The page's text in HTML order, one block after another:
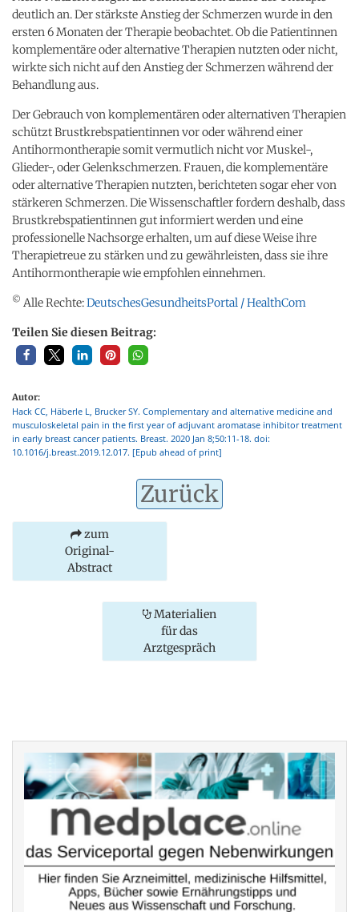
deutlich an. Der stärkste Anstieg der Schmerzen wurde in den
ersten 6 Monaten der Therapie beobachtet. Ob die Patientinnen
komplementäre oder alternative Therapien nutzten oder nicht,
wirkte sich nicht auf den Anstieg der Schmerzen während der
Behandlung aus.
Der Gebrauch von komplementären oder alternativen Therapien
schützt Brustkrebspatientinnen vor oder während einer
Antihormontherapie somit vermutlich nicht vor Muskel-,
Glieder-, oder Gelenkschmerzen. Frauen, die komplementäre
oder alternative Therapien nutzten, berichteten sogar eher von
stärkeren Schmerzen. Die Wissenschaftler fordern deshalb, dass
Brustkrebspatientinnen gut informiert werden und eine
professionelle Nachsorge erhalten, um auf diese Weise ihre
Therapietreue zu stärken und zu gewährleisten, dass sie ihre
Antihormontherapie wie empfohlen einnehmen.
© Alle Rechte:DeutschesGesundheitsPortal / HealthCom
Teilen Sie diesen Beitrag:
Autor:
Hack CC, Häberle L, Brucker SY. Complementary and alternative medicine and
musculoskeletal pain in the first year of adjuvant aromatase inhibitor treatment
in early breast cancer patients. Breast. 2020 Jan 8;50:11-18. doi:
10.1016/j.breast.2019.12.017. [Epub ahead of print]
Zurück
zum
Original-
Abstract
Materialien
für das
Arztgespräch